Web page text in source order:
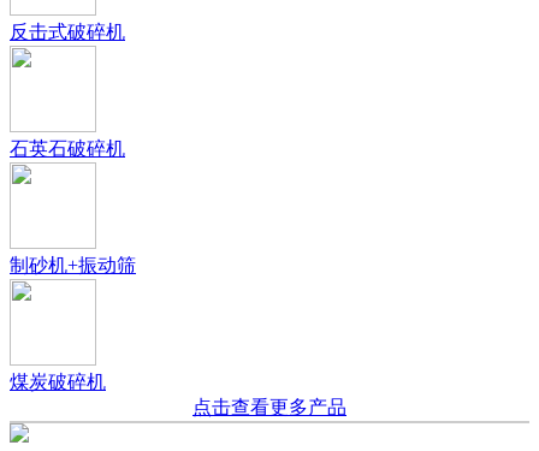
反击式破碎机
石英石破碎机
制砂机+振动筛
煤炭破碎机
点击查看更多产品